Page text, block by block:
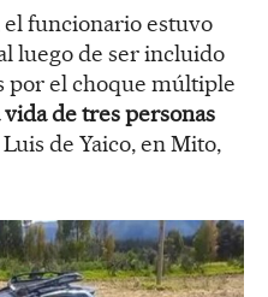
funcionario estuvo
luego de ser incluido
por el choque múltiple
vida de tres personas
de Yaico, en Mito,